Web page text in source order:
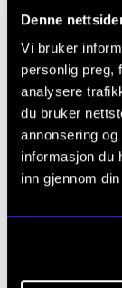
Denne
Vi bruker
personlig preg,
analysere
du bruker
annonsering
informasjon du
inn gjennom
JAZZ OG IMPRO
NMH NÅ:
Torsdag 11.